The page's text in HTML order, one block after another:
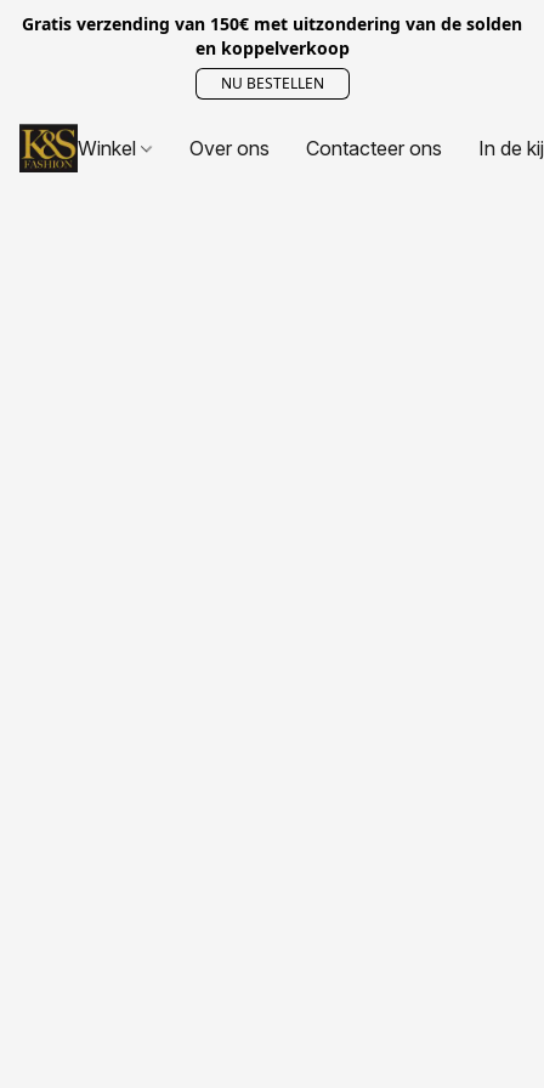
Gratis verzending van 150€ met uitzondering van de solden
en koppelverkoop
NU BESTELLEN
Winkel Over ons Contacteer ons In de